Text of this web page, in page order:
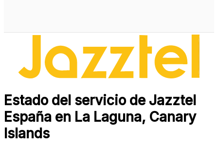
Estado del servicio de Jazztel
España en La Laguna, Canary
Islands